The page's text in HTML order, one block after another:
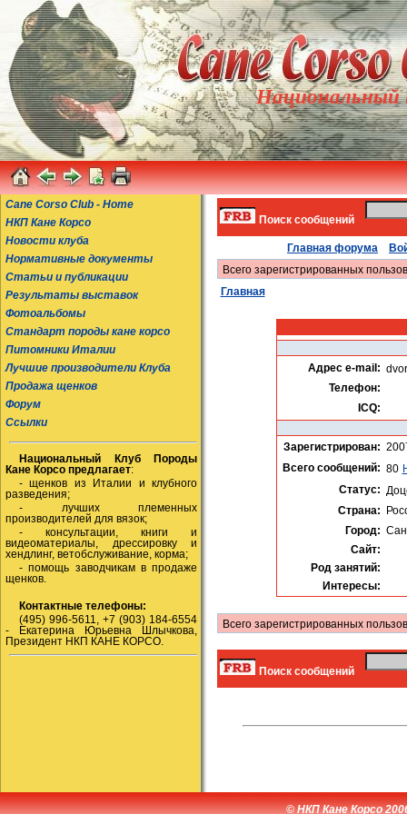
Национальный
Cane Corso Club - Home
НКП Кане Корсо
Новости клуба
Нормативные документы
Статьи и публикации
Результаты выставок
Фотоальбомы
Стандарт породы кане корсо
Питомники Италии
Лучшие производители Клуба
Продажа щенков
Форум
Ссылки
Национальный Клуб Породы
Кане Корсо предлагает:
- щенков из Италии и клубного
разведения;
- лучших племенных
производителей для вязок;
- консультации, книги и
видеоматериалы, дрессировку и
хендлинг, ветобслуживание, корма;
- помощь заводчикам в продаже
щенков.
Контактные телефоны:
(495) 996-5611, +7 (903) 184-6554
- Екатерина Юрьевна Шлычкова,
Президент НКП КАНЕ КОРСО.
Поиск сообщений
Главная форума
Всего зарегистрированных
Главная
Адрес e-mail:
Телефон:
ICQ:
Зарегистрирован:
Всего сообщений: 80
Статус:
Страна:
Город:
Сайт:
Род занятий:
Интересы:
Всего зарегистрированных
Поиск сообщений
© НКП Кане Корсо